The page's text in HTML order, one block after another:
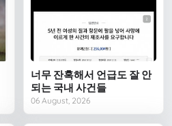
너무 잔혹해서 언급도 잘 안
되는 국내 사건들
06 August, 2026